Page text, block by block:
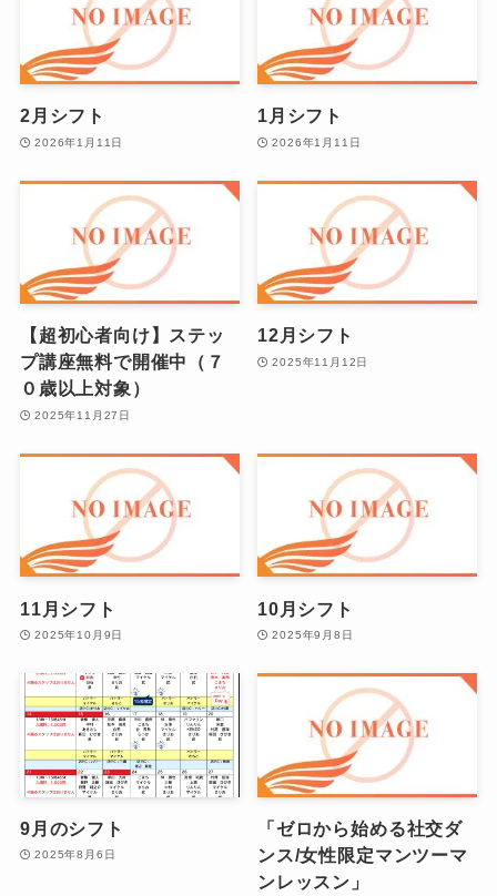
2月シフト
2026年1月11日
1月シフト
2026年1月11日
【超初心者向け】ステッ
プ講座無料で開催中（７
０歳以上対象）
2025年11月27日
12月シフト
2025年11月12日
11月シフト
2025年10月9日
10月シフト
2025年9月8日
9月のシフト
2025年8月6日
「ゼロから始める社交ダ
ンス/女性限定マンツーマ
ンレッスン」